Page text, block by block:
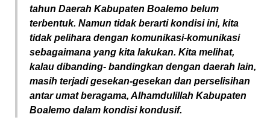
tahun Daerah Kabupaten Boalemo belum
terbentuk. Namun tidak berarti kondisi ini, kita
tidak pelihara dengan komunikasi-komunikasi
sebagaimana yang kita lakukan. Kita melihat,
kalau dibanding- bandingkan dengan daerah lain,
masih terjadi gesekan-gesekan dan perselisihan
antar umat beragama, Alhamdulillah Kabupaten
Boalemo dalam kondisi kondusif.